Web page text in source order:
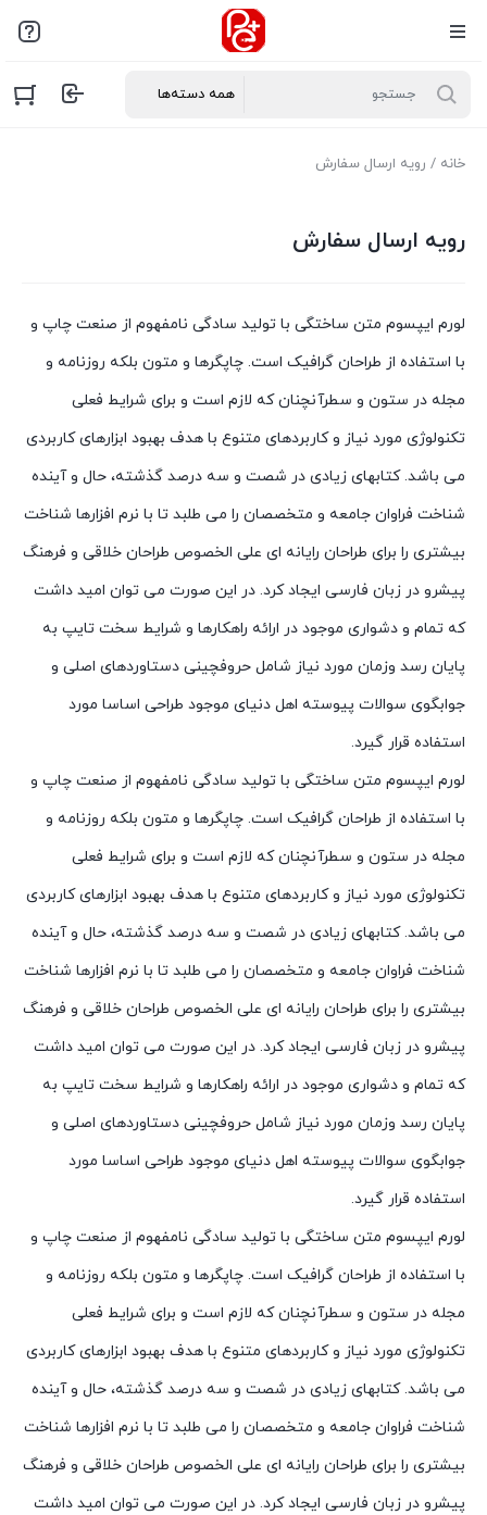
خانه / رویه ارسال سفارش
رویه ارسال سفارش
لورم ایپسوم متن ساختگی با تولید سادگی نامفهوم از صنعت چاپ و
با استفاده از طراحان گرافیک است. چاپگرها و متون بلکه روزنامه و
مجله در ستون و سطرآنچنان که لازم است و برای شرایط فعلی
تکنولوژی مورد نیاز و کاربردهای متنوع با هدف بهبود ابزارهای کاربردی
می باشد. کتابهای زیادی در شصت و سه درصد گذشته، حال و آینده
شناخت فراوان جامعه و متخصصان را می طلبد تا با نرم افزارها شناخت
بیشتری را برای طراحان رایانه ای علی الخصوص طراحان خلاقی و فرهنگ
پیشرو در زبان فارسی ایجاد کرد. در این صورت می توان امید داشت
که تمام و دشواری موجود در ارائه راهکارها و شرایط سخت تایپ به
پایان رسد وزمان مورد نیاز شامل حروفچینی دستاوردهای اصلی و
جوابگوی سوالات پیوسته اهل دنیای موجود طراحی اساسا مورد
استفاده قرار گیرد.
لورم ایپسوم متن ساختگی با تولید سادگی نامفهوم از صنعت چاپ و
با استفاده از طراحان گرافیک است. چاپگرها و متون بلکه روزنامه و
مجله در ستون و سطرآنچنان که لازم است و برای شرایط فعلی
تکنولوژی مورد نیاز و کاربردهای متنوع با هدف بهبود ابزارهای کاربردی
می باشد. کتابهای زیادی در شصت و سه درصد گذشته، حال و آینده
شناخت فراوان جامعه و متخصصان را می طلبد تا با نرم افزارها شناخت
بیشتری را برای طراحان رایانه ای علی الخصوص طراحان خلاقی و فرهنگ
پیشرو در زبان فارسی ایجاد کرد. در این صورت می توان امید داشت
که تمام و دشواری موجود در ارائه راهکارها و شرایط سخت تایپ به
پایان رسد وزمان مورد نیاز شامل حروفچینی دستاوردهای اصلی و
جوابگوی سوالات پیوسته اهل دنیای موجود طراحی اساسا مورد
استفاده قرار گیرد.
لورم ایپسوم متن ساختگی با تولید سادگی نامفهوم از صنعت چاپ و
با استفاده از طراحان گرافیک است. چاپگرها و متون بلکه روزنامه و
مجله در ستون و سطرآنچنان که لازم است و برای شرایط فعلی
تکنولوژی مورد نیاز و کاربردهای متنوع با هدف بهبود ابزارهای کاربردی
می باشد. کتابهای زیادی در شصت و سه درصد گذشته، حال و آینده
شناخت فراوان جامعه و متخصصان را می طلبد تا با نرم افزارها شناخت
بیشتری را برای طراحان رایانه ای علی الخصوص طراحان خلاقی و فرهنگ
پیشرو در زبان فارسی ایجاد کرد. در این صورت می توان امید داشت